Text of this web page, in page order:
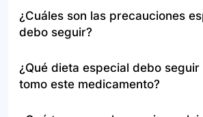
para monitorizar al paciente
administración del medicamento.
insertado en una vena.
las infecciones mixtas en las
participación de bacterias gram-
coadministrarse con uno o varios
antibacterianos adecuados.
¿Cuáles son las precauciones
debo seguir?
médico si usted es alérgico a la
cualquier otro medicamento o a
¿Qué dieta especial debo
tomo este medicamento?